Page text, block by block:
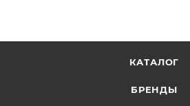
КАТАЛОГ
БРЕНДЫ